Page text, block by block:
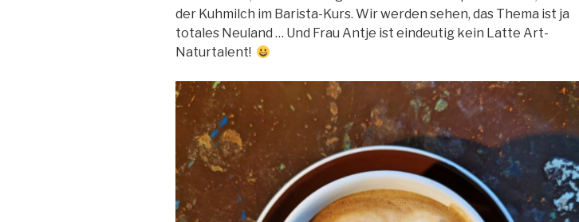
der Kuhmilch im Barista-Kurs. Wir werden sehen, das Thema ist ja
totales Neuland … Und Frau Antje ist eindeutig kein Latte Art-
Naturtalent!